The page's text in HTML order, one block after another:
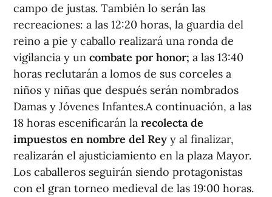
campo de justas. También lo serán las
recreaciones: a las 12:20 horas, la guardia del
reino a pie y caballo realizará una ronda de
vigilancia y un combate por honor; a las 13:40
horas reclutarán a lomos de sus corceles a
niños y niñas que después serán nombrados
Damas y Jóvenes Infantes.A continuación, a las
18 horas escenificarán la recolecta de
impuestos en nombre del Rey y al finalizar,
realizarán el ajusticiamiento en la plaza Mayor.
Los caballeros seguirán siendo protagonistas
con el gran torneo medieval de las 19:00 horas.